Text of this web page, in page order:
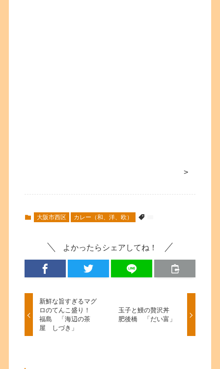
>
大阪市西区 カレー（和、洋、欧）
よかったらシェアしてね！
新鮮な旨すぎるマグ
ロのてんこ盛り！
福島 「海辺の茶
屋 しづき」
玉子と鰻の贅沢丼
肥後橋 「だい富」